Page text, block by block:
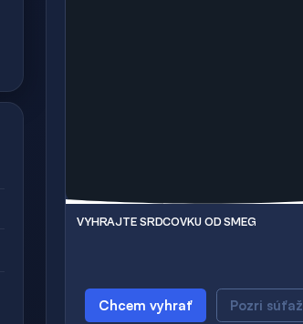
VYHRAJTE SRDCOVKU OD SMEG
Chcem vyhrať Pozri súťaž